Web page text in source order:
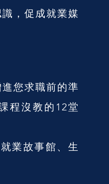
，促成就業媒
您求職前的準
程沒教的12堂
業故事館、生